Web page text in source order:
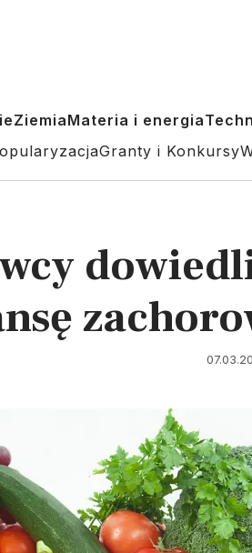
ZiemiaMateria i energia
Granty i Konkursy